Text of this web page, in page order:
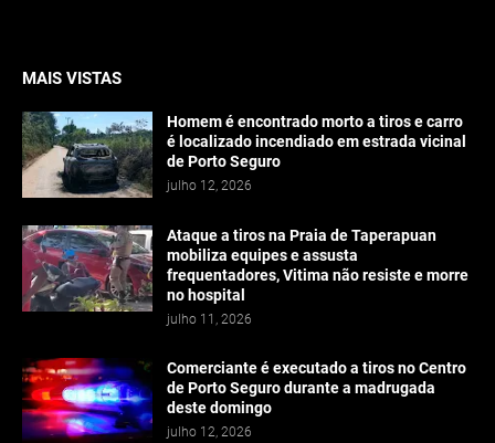
MAIS VISTAS
Homem é encontrado morto a tiros e carro
é localizado incendiado em estrada vicinal
de Porto Seguro
julho 12, 2026
Ataque a tiros na Praia de Taperapuan
mobiliza equipes e assusta
frequentadores, Vitima não resiste e morre
no hospital
julho 11, 2026
Comerciante é executado a tiros no Centro
de Porto Seguro durante a madrugada
deste domingo
julho 12, 2026